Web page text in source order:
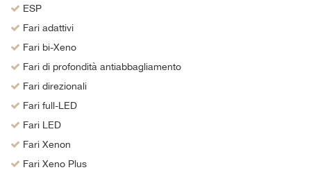
ESP
Fari adattivi
Fari bi-Xeno
Fari di profondità antiabbagliamento
Fari direzionali
Fari full-LED
Fari LED
Fari Xenon
Fari Xeno Plus